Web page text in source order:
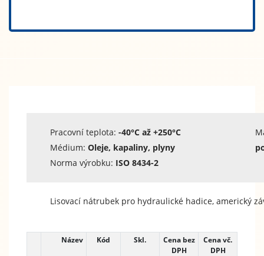
Pracovní teplota: -40°C až +250°C
Médium: Oleje, kapaliny, plyny
Norma výrobku: ISO 8434-2
Lisovací nátrubek pro hydraulické hadice, americký
Název Kód Skl.
Cena bez
DPH
Cena vč.
DPH